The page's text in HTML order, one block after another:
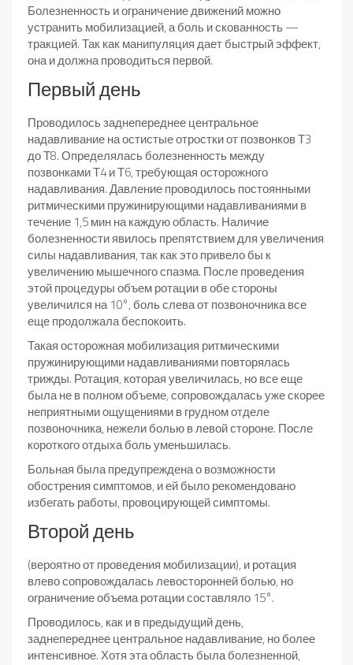
Болезненность и ограничение движений можно
устранить мобилизацией, а боль и скованность —
тракцией. Так как манипуляция дает быстрый эффект,
она и должна проводиться первой.
Первый день
Проводилось заднепереднее центральное
надавливание на остистые отростки от позвонков Т3
до Т8. Определялась болезненность между
позвонками Т4 и Т6, требующая осторожного
надавливания. Давление проводилось постоянными
ритмическими пружинирующими надавливаниями в
течение 1,5 мин на каждую область. Наличие
болезненности явилось препятствием для увеличения
силы надавливания, так как это привело бы к
увеличению мышечного спазма. После проведения
этой процедуры объем ротации в обе стороны
увеличился на 10°, боль слева от позвоночника все
еще продолжала беспокоить.
Такая осторожная мобилизация ритмическими
пружинирующими надавливаниями повторялась
трижды. Ротация, которая увеличилась, но все еще
была не в полном объеме, сопровождалась уже скорее
неприятными ощущениями в грудном отделе
позвоночника, нежели болью в левой стороне. После
короткого отдыха боль уменьшилась.
Больная была предупреждена о возможности
обострения симптомов, и ей было рекомендовано
избегать работы, провоцирующей симптомы.
Второй день
(вероятно от проведения мобилизации), и ротация
влево сопровождалась левосторонней болью, но
ограничение объема ротации составляло 15°.
Проводилось, как и в предыдущий день,
заднепереднее центральное надавливание, но более
интенсивное. Хотя эта область была болезненной,